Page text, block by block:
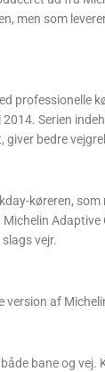
men som
professionelle
Serien
giver bedre
køreren,
vejr.
version af
bane og